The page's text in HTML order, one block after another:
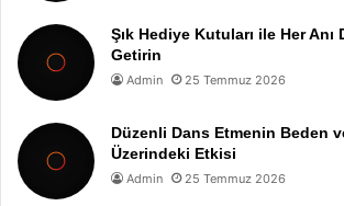
Şık Hediye Kutuları ile Her Anı
Getirin
Admin 25 Temmuz 2026
Düzenli Dans Etmenin Beden
Üzerindeki Etkisi
Admin 25 Temmuz 2026